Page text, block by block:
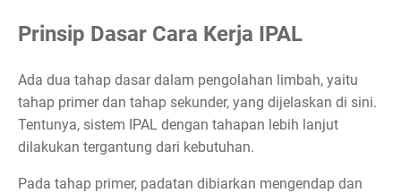
Prinsip Dasar Cara Kerja IPAL
Ada dua tahap dasar dalam pengolahan limbah, yaitu
tahap primer dan tahap sekunder, yang dijelaskan di sini.
Tentunya, sistem IPAL dengan tahapan lebih lanjut
dilakukan tergantung dari kebutuhan.
Pada tahap primer, padatan dibiarkan mengendap dan